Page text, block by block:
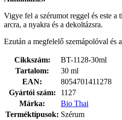
Vigye fel a szérumot reggel és este a
arcra, a nyakra és a dekoltázsra.
Ezután a megfelelő szemápolóval és
Cikkszám:
BT-1128-30ml
Tartalom:
30 ml
EAN:
8054701411278
Gyártói szám:
1127
Márka:
Bio Thai
Terméktípusok: Szérum